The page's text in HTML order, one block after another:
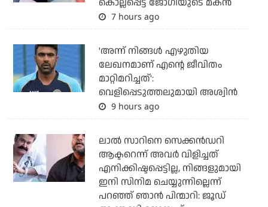
കൊല്ലപ്പെട്ട ജോഗിയുടെ മകന്‍
7 hours ago
'അന്ന് നിങ്ങള്‍ എഴുതിയ
ലേഖനമാണ് എന്റെ ജീവിതം
മാറ്റിമറിച്ചത്':
വെളിപ്പെടുത്തലുമായി അശ്വിന്‍
9 hours ago
ലാല്‍ സാറിനെ സെക്കന്‍ഡറി
ആക്ടറെന്ന് അവര്‍ വിളിച്ചത്
എനിക്കിഷ്ടപ്പെട്ടില്ല, നിങ്ങളുമായി
ഇനി സിനിമ ചെയ്യുന്നില്ലെന്ന്
പറഞ്ഞ് ഞാന്‍ പിന്മാറി: ജൂഡ്